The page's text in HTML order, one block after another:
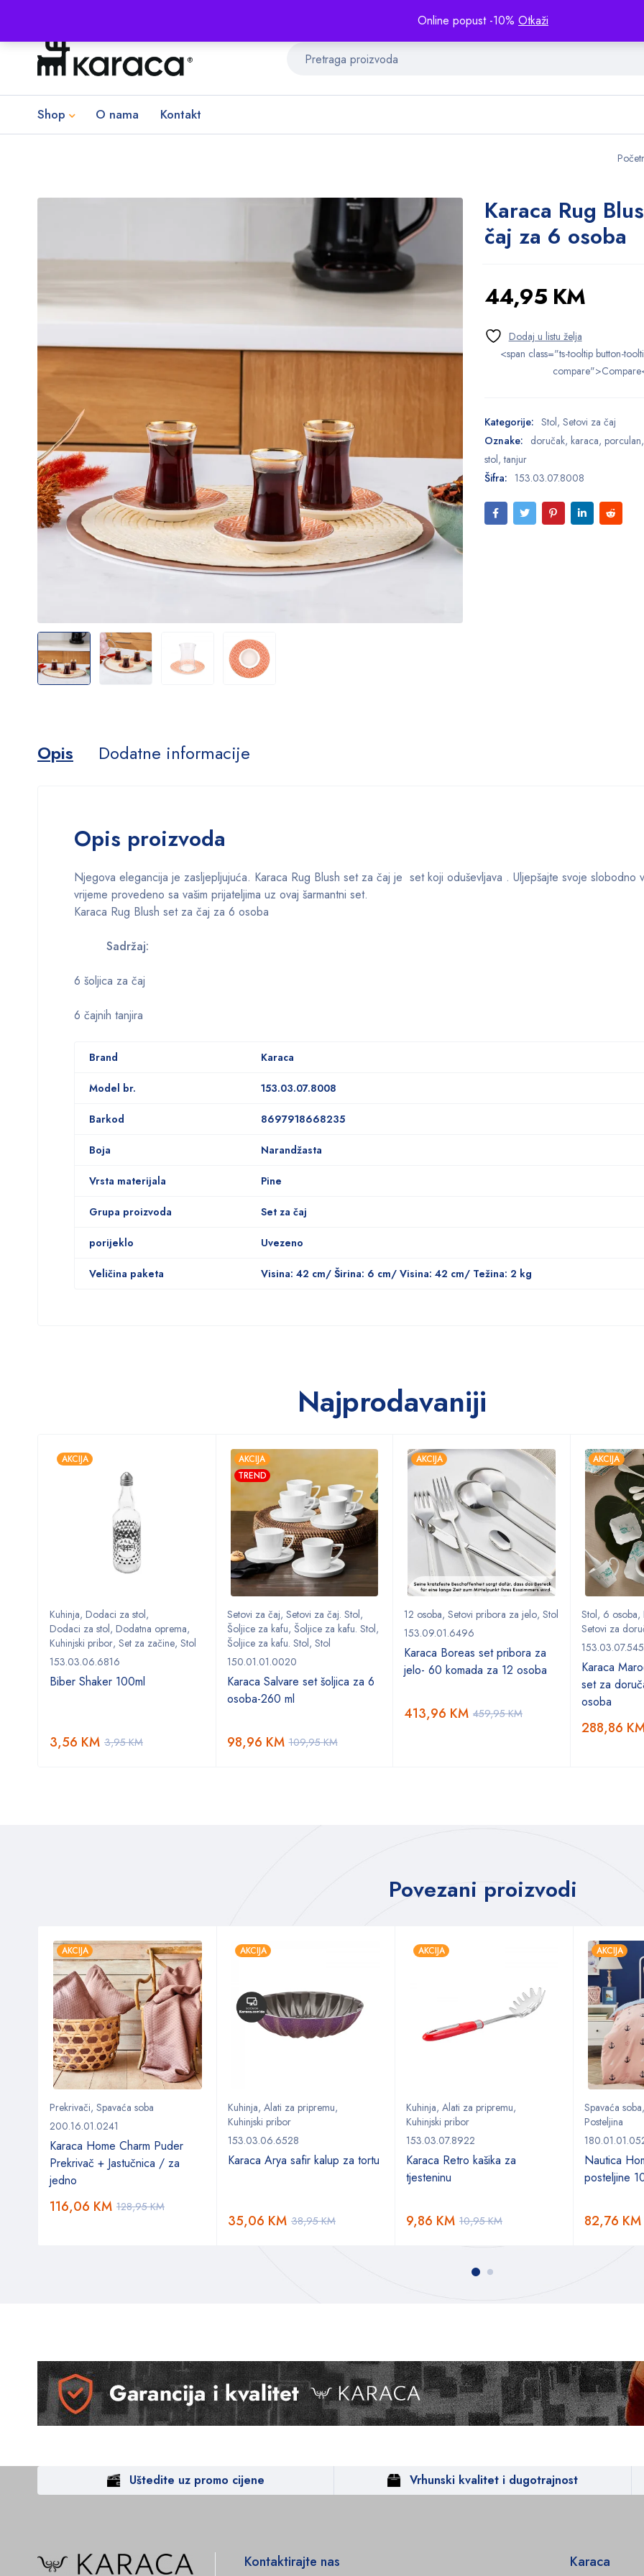
Online popust -10% Otkaži
Shop O nama Kontakt
Karaca Rug
čaj za 6 osoba
44,95 KM
<span class="ts-tooltip button-
Kategorije: Stol, Setovi za čaj
Oznake: doručak, karaca, porculan,
stol,tanjur
Šifra: 153.03.07.8008
Opis Dodatne informacije
Opis proizvoda
Njegova elegancija je zasljepljujuća. Karaca Rug Blush set za čaj je set koji oduševljava . Uljepšajte svoje slobodno
vrijeme provedeno sa vašim prijateljima uz ovaj šarmantni set.
Karaca Rug Blush set za čaj za 6 osoba
Sadržaj:
6 šoljica za čaj
6 čajnih tanjira
Brand Karaca
Model br. 153.03.07.8008
Barkod 8697918668235
Boja Narandžasta
Vrsta materijala Pine
Grupa proizvoda Set za čaj
porijeklo Uvezeno
Veličina paketa Visina: 42 cm/ Širina: 6 cm/ Visina: 42 cm/ Težina: 2 kg
Najprodavaniji
AKCIJA
Kuhinja, Dodaci za stol,
Dodaci za stol, Dodatna oprema,
Kuhinjski pribor, Set za začine, Stol
153.03.06.6816
Biber Shaker 100ml
3,95KM
3,56 KM
AKCIJA
TREND
Setovi za čaj, Setovi za čaj. Stol,
Šoljice za kafu, Šoljice za kafu. Stol,
Šoljice za kafu. Stol, Stol
150.01.01.0020
Karaca Salvare set šoljica za 6
osoba-260 ml
109,95KM
98,96 KM
AKCIJA
12 osoba, Setovi pribora za jelo, Stol
153.09.01.6496
Karaca Boreas set pribora za
jelo- 60 komada za 12 osoba
459,95KM
413,96 KM
AKCIJA
Stol, 6 osoba,
Setovi za
Karaca
set za
osoba
288,86
Povezani proizvodi
AKCIJA
Prekrivači, Spavaća soba
200.16.01.0241
Karaca Home Charm Puder
Prekrivač + Jastučnica / za
jedno
128,95KM
116,06 KM
AKCIJA
Kuhinja, Alati za pripremu,
Kuhinjski pribor
153.03.06.6528
Karaca Arya safir kalup za tortu
38,95KM
35,06 KM
AKCIJA
Kuhinja, Alati za pripremu,
Kuhinjski pribor
153.03.07.8922
Karaca Retro kašika za
tjesteninu
10,95KM
9,86 KM
AKCIJA
Spavaća soba,
Posteljina
Nautica
posteljine
82,76 KM
Uštedite uz promo cijene Vrhunski kvalitet i dugotrajnost
Kontaktirajte nas Karaca